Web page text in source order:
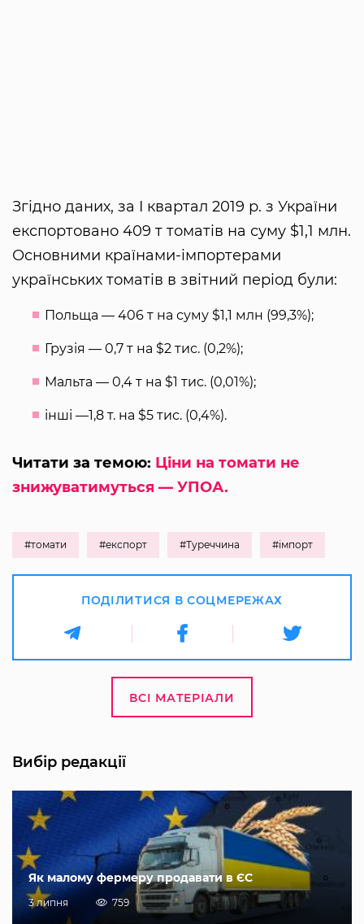
Згідно даних, за I квартал 2019 р. з України
експортовано 409 т томатів на суму $1,1 млн.
Основними країнами-імпортерами
українських томатів в звітний період були:
Польща — 406 т на суму $1,1 млн (99,3%);
Грузія — 0,7 т на $2 тис. (0,2%);
Мальта — 0,4 т на $1 тис. (0,01%);
інші —1,8 т. на $5 тис. (0,4%).
Читати за темою: Ціни на томати не
знижуватимуться — УПОА.
#томати #експорт #Туреччина #імпорт
ПОДІЛИТИСЯ В СОЦМЕРЕЖАХ
ВСІ МАТЕРІАЛИ
Вибір редакції
Як малому фермеру продавати в ЄС
3 липня 759